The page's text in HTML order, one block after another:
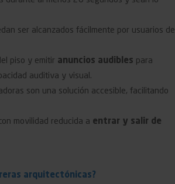
ser alcanzados fácilmente por usuarios de
piso y emitir anuncios audibles para
auditiva y visual.
son una solución accesible, facilitando
movilidad reducida a entrar y salir de
arquitectónicas?